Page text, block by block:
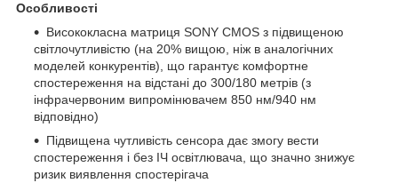
Особливості
Висококласна матриця SONY CMOS з підвищеною
світлочутливістю (на 20% вищою, ніж в аналогічних
моделей конкурентів), що гарантує комфортне
спостереження на відстані до 300/180 метрів (з
інфрачервоним випромінювачем 850 нм/940 нм
відповідно)
Підвищена чутливість сенсора дає змогу вести
спостереження і без ІЧ освітлювача, що значно знижує
ризик виявлення спостерігача